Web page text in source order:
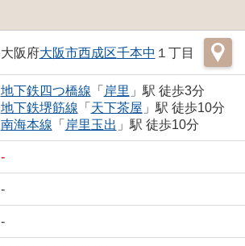
大阪府大阪市西成区千本中 １丁目
地下鉄四つ橋線 「 岸里 」駅 徒歩3分
地下鉄堺筋線 「 天下茶屋 」駅 徒歩10分
南海本線 「 岸里玉出 」駅 徒歩10分
-
-
-